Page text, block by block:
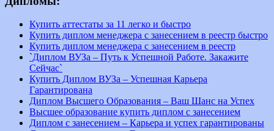
Купить аттестаты за 11 легко и быстро
Купить диплом менеджера с занесением в реестр быстро
Купить диплом менеджера с занесением в реестр
`Диплом ВУЗа – Путь к Успешной Работе. Закажите
Сейчас`
Купить Диплом ВУЗа – Успешная Карьера
Гарантирована
Диплом Высшего Образования – Ваш Шанс на Успех
Высшее образование купить диплом с занесением
Диплом с занесением – Карьера и успех гарантированы